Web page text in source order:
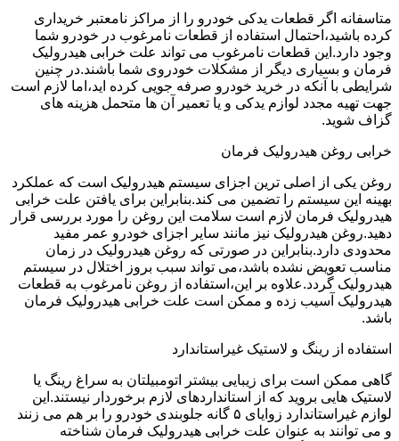
متاسفانه اگر قطعات یدکی خودرو را از مراکز نامعتبر خریداری
کرده باشید،احتمال استفاده از قطعات نامرغوب در خودرو شما
وجود دارد.این قطعات نامرغوب می تواند علت خرابی هیدرولیک
فرمان و بسیاری دیگر از مشکلات خودروی شما باشند.در چنین
شرایطی با آنکه در خرید خودرو صرفه جویی کرده اید،اما لازم است
جهت تهیه مجدد لوازم یدکی و یا تعمیر آن ها متحمل هزینه های
گزاف شوید.
خرابی روغن هیدرولیک فرمان
روغن یکی از اصلی ترین اجزای سیستم هیدرولیک است که عملکرد
بهینه این سیستم را تضمین می کند.بنابراین برای یافتن علت خرابی
هیدرولیک فرمان لازم است سلامت این روغن را مورد بررسی قرار
دهید.روغن هیدرولیک نیز مانند سایر اجزای خودرو عمر مفید
محدودی دارد.بنابراین در صورتی که روغن هیدرولیک در زمان
مناسب تعویض نشده باشد،می تواند سبب بروز اختلال در سیستم
هیدرولیک گردد.علاوه بر این،استفاده از روغن نامرغوب به قطعات
هیدرولیک آسیب زده و ممکن است علت خرابی هیدرولیک فرمان
باشد.
استفاده از رینگ و لاستیک غیراستاندارد
گاهی ممکن است برای زیبایی بیشتر اتومبیلتان به سراغ رینگ یا
لاستیک هایی بروید که از استانداردهای لازم برخوردار نیستند.این
لوازم غیراستاندارد زوایای ۵ گانه جلوبندی خودرو را بر هم می زنند
و می توانند به عنوان علت خرابی هیدرولیک فرمان شناخته